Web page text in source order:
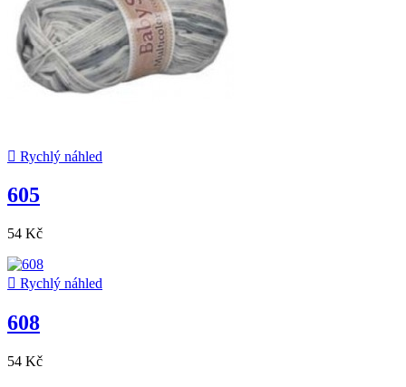
 Rychlý náhled
605
54 Kč
 Rychlý náhled
608
54 Kč